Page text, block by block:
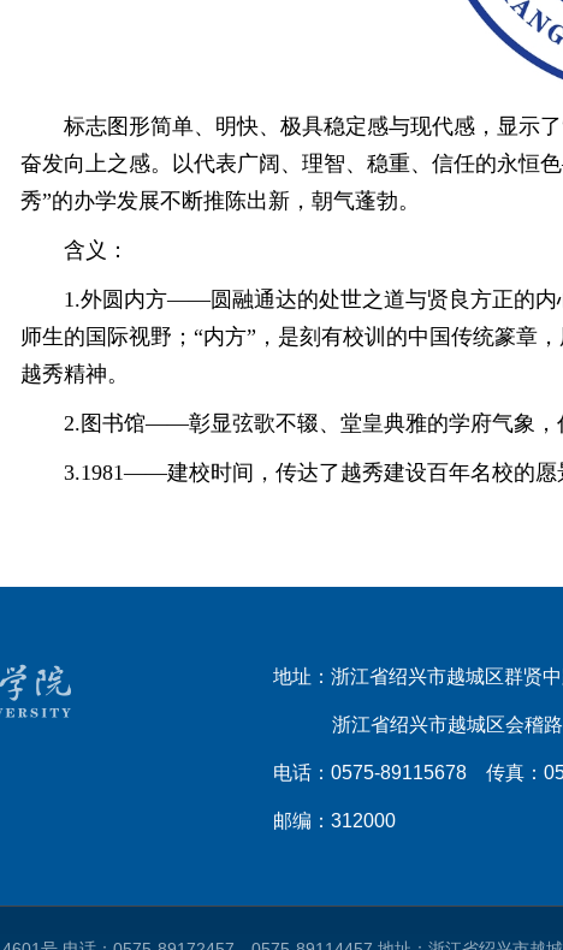
标志图形简单、明快、极具稳定感与现代感，显示
奋发向上之感。以代表广阔、理智、稳重、信任的永
秀”的办学发展不断推陈出新，朝气蓬勃。
含义：
1.外圆内方——圆融通达的处世之道与贤良方正的内
师生的国际视野；“内方”，是刻有校训的中国传统篆章
越秀精神。
2.图书馆——彰显弦歌不辍、堂皇典雅的学府气象，
3.1981——建校时间，传达了越秀建设百年名校的愿
地址：浙江省绍兴市越城区群贤
浙江省绍兴市越城区会稽
电话：0575-89115678 传真：
邮编：312000